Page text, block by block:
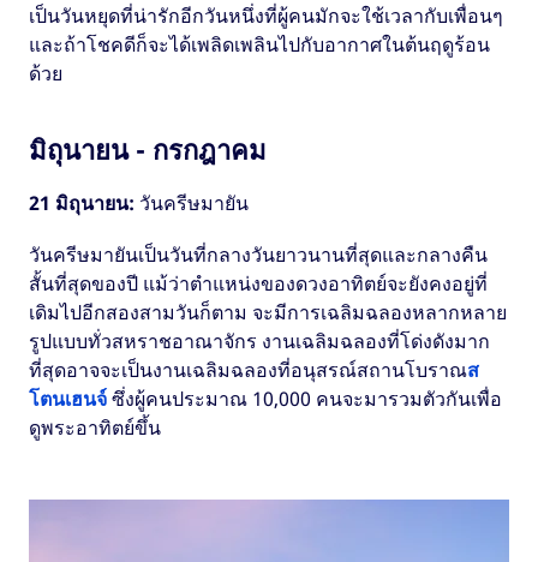
เป็นวันหยุดที่น่ารักอีกวันหนึ่งที่ผู้คนมักจะใช้เวลากับเพื่อนๆ
และถ้าโชคดีก็จะได้เพลิดเพลินไปกับอากาศในต้นฤดูร้อน
ด้วย
มิถุนายน - กรกฎาคม
21 มิถุนายน: วันครีษมายัน
วันครีษมายันเป็นวันที่กลางวันยาวนานที่สุดและกลางคืน
สั้นที่สุดของปี แม้ว่าตำแหน่งของดวงอาทิตย์จะยังคงอยู่ที่
เดิมไปอีกสองสามวันก็ตาม จะมีการเฉลิมฉลองหลากหลาย
รูปแบบทั่วสหราชอาณาจักร งานเฉลิมฉลองที่โด่งดังมาก
ที่สุดอาจจะเป็นงานเฉลิมฉลองที่อนุสรณ์สถานโบราณส
โตนเฮนจ์ซึ่งผู้คนประมาณ 10,000 คนจะมารวมตัวกันเพื่อ
ดูพระอาทิตย์ขึ้น